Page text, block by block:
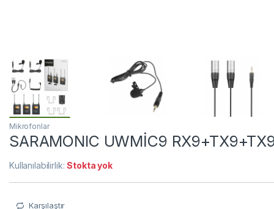
Mikrofonlar
SARAMONIC UWMİC9
Kullanılabilirlik:Stokta yok
Karşılaştır